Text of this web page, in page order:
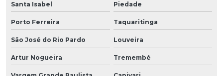
Santa Isabel Piedade
Porto Ferreira Taquaritinga
São José do Rio Pardo Louveira
Artur Nogueira Tremembé